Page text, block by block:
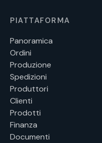
PIATTAFORMA
Panoramica
Ordini
Produzione
Spedizioni
Produttori
Clienti
Prodotti
Finanza
Documenti